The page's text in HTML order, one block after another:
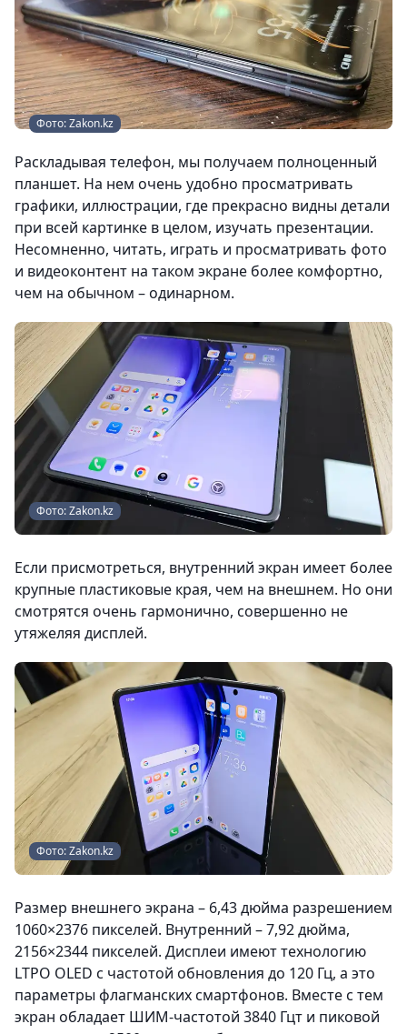
Фото: Zakon.kz
Раскладывая телефон, мы получаем полноценный
планшет. На нем очень удобно просматривать
графики, иллюстрации, где прекрасно видны детали
при всей картинке в целом, изучать презентации.
Несомненно, читать, играть и просматривать фото
и видеоконтент на таком экране более комфортно,
чем на обычном – одинарном.
Фото: Zakon.kz
Если присмотреться, внутренний экран имеет более
крупные пластиковые края, чем на внешнем. Но они
смотрятся очень гармонично, совершенно не
утяжеляя дисплей.
Фото: Zakon.kz
Размер внешнего экрана – 6,43 дюйма разрешением
1060×2376 пикселей. Внутренний – 7,92 дюйма,
2156×2344 пикселей. Дисплеи имеют технологию
LTPO OLED c частотой обновления до 120 Гц, а это
параметры флагманских смартфонов. Вместе с тем
экран обладает ШИМ-частотой 3840 Гцт и пиковой